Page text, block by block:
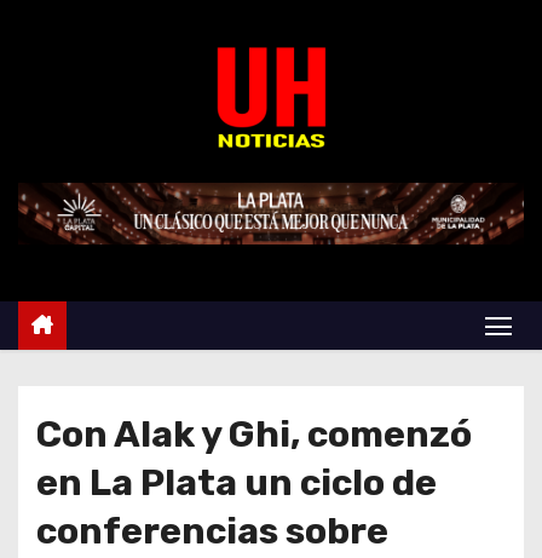
e
Con Alak y Ghi, comenzó
en La Plata un ciclo de
conferencias sobre